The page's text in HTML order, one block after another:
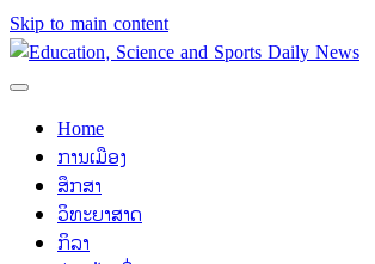
Skip to main content
Home
ການເມືອງ
ສຶກສາ
ວິທະຍາສາດ
ກິລາ